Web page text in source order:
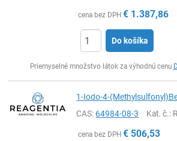
cena bez DPH € 1.387,86
Do košíka
Priemyselné množstvo látok za výhodnú cenu
1-Iodo-4-
CAS:64984-08-3 Kat. č.:
cena bez DPH € 506,53